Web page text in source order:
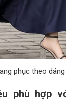
phục theo
phù hợp